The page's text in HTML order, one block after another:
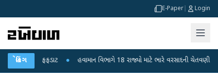
E-Paper Login
બ્રેકિંગ
ફફડાટ હવામાન વિભાગે 18 રાજ્યો માટે ભારે વરસાદની ચેતવણી જારી કરી